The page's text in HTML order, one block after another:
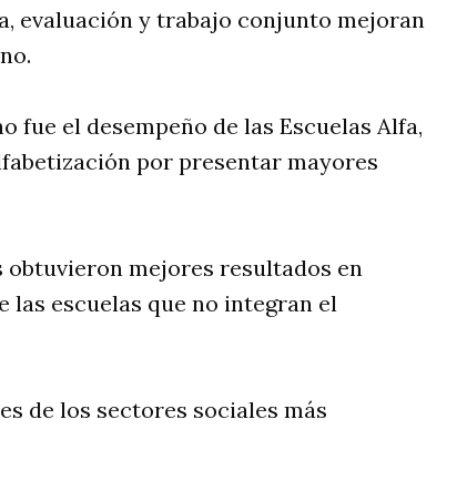
evaluación y trabajo conjunto mejoran
fue el desempeño de las Escuelas Alfa,
por presentar mayores
mejores resultados en
las escuelas que no integran el
de los sectores sociales más